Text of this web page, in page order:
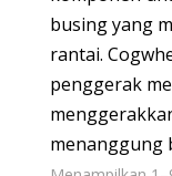
busing yang
rantai.
penggerak
menanggung